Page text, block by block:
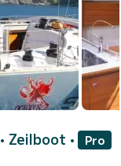
• Zeilboot •
Pro